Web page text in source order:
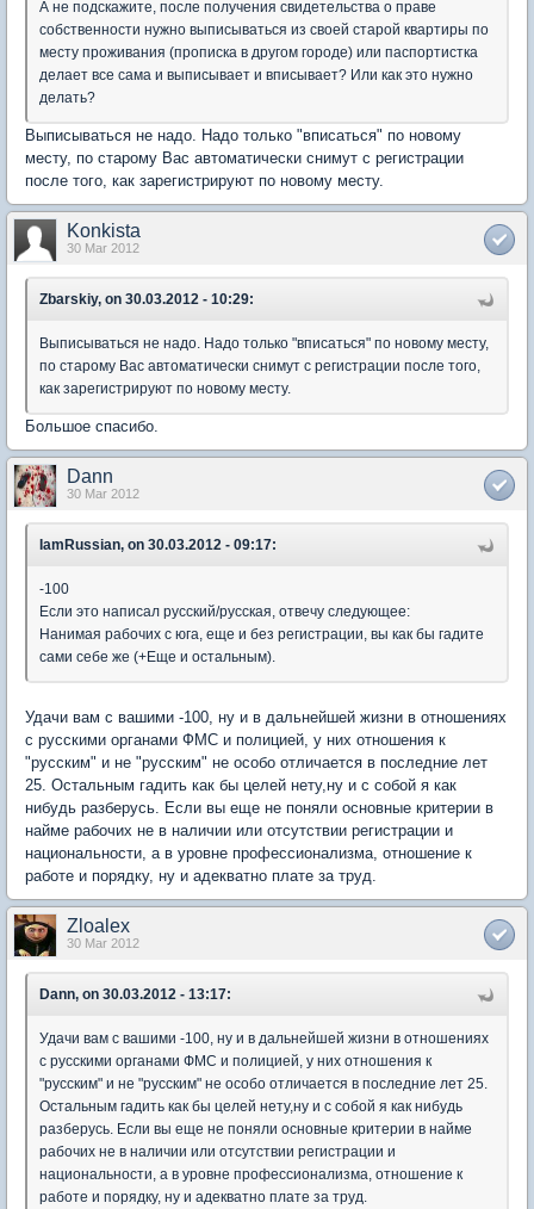
А не подскажите, после получения свидетельства о праве
собственности нужно выписываться из своей старой квартиры по
месту проживания (прописка в другом городе) или паспортистка
делает все сама и выписывает и вписывает? Или как это нужно
делать?
Выписываться не надо. Надо только "вписаться" по новому
месту, по старому Вас автоматически снимут с регистрации
после того, как зарегистрируют по новому месту.
Konkista
30 Mar 2012
Zbarskiy, on 30.03.2012 - 10:29:
Выписываться не надо. Надо только "вписаться" по новому месту,
по старому Вас автоматически снимут с регистрации после того,
как зарегистрируют по новому месту.
Большое спасибо.
Dann
30 Mar 2012
IamRussian, on 30.03.2012 - 09:17:
-100
Если это написал русский/русская, отвечу следующее:
Нанимая рабочих с юга, еще и без регистрации, вы как бы гадите
сами себе же (+Еще и остальным).
Удачи вам с вашими -100, ну и в дальнейшей жизни в отношениях
с русскими органами ФМС и полицией, у них отношения к
"русским" и не "русским" не особо отличается в последние лет
25. Остальным гадить как бы целей нету,ну и с собой я как
нибудь разберусь. Если вы еще не поняли основные критерии в
найме рабочих не в наличии или отсутствии регистрации и
национальности, а в уровне профессионализма, отношение к
работе и порядку, ну и адекватно плате за труд.
Zloalex
30 Mar 2012
Dann, on 30.03.2012 - 13:17:
Удачи вам с вашими -100, ну и в дальнейшей жизни в отношениях
с русскими органами ФМС и полицией, у них отношения к
"русским" и не "русским" не особо отличается в последние лет 25.
Остальным гадить как бы целей нету,ну и с собой я как нибудь
разберусь. Если вы еще не поняли основные критерии в найме
рабочих не в наличии или отсутствии регистрации и
национальности, а в уровне профессионализма, отношение к
работе и порядку, ну и адекватно плате за труд.